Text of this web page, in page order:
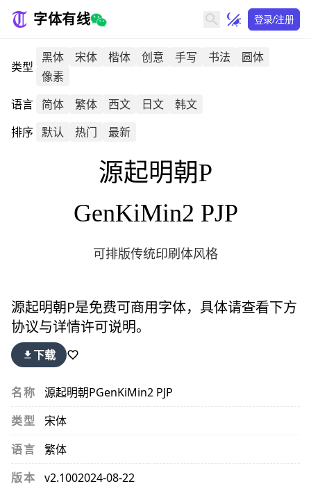
字体有线 登录/注册
类型
黑体 宋体 楷体 创意 手写 书法
圆体
像素
语言 简体 繁体 西文 日文
韩文
排序 默认 热门 最新
源起明朝P
GenKiMin2 PJP
可排版传统印刷体风格
源起明朝P是免费可商用字体，具体请查看下方
协议与详情许可说明。
下载
名称 源起明朝PGenKiMin2 PJP
类型
宋体
语言
繁体
版本
v2.1002024-08-22